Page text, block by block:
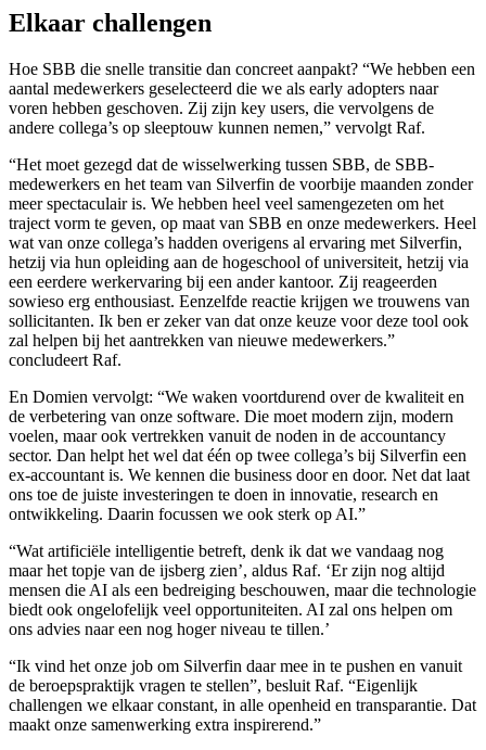
Elkaar challengen
Hoe SBB die snelle transitie dan concreet aanpakt? “We hebben een
aantal medewerkers geselecteerd die we als early adopters naar
voren hebben geschoven. Zij zijn key users, die vervolgens de
andere collega’s op sleeptouw kunnen nemen,” vervolgt Raf.
“Het moet gezegd dat de wisselwerking tussen SBB, de SBB-
medewerkers en het team van Silverfin de voorbije maanden zonder
meer spectaculair is. We hebben heel veel samengezeten om het
traject vorm te geven, op maat van SBB en onze medewerkers. Heel
wat van onze collega’s hadden overigens al ervaring met Silverfin,
hetzij via hun opleiding aan de hogeschool of universiteit, hetzij via
een eerdere werkervaring bij een ander kantoor. Zij reageerden
sowieso erg enthousiast. Eenzelfde reactie krijgen we trouwens van
sollicitanten. Ik ben er zeker van dat onze keuze voor deze tool ook
zal helpen bij het aantrekken van nieuwe medewerkers.”
concludeert Raf.
En Domien vervolgt: “We waken voortdurend over de kwaliteit en
de verbetering van onze software. Die moet modern zijn, modern
voelen, maar ook vertrekken vanuit de noden in de accountancy
sector. Dan helpt het wel dat één op twee collega’s bij Silverfin een
ex-accountant is. We kennen die business door en door. Net dat laat
ons toe de juiste investeringen te doen in innovatie, research en
ontwikkeling. Daarin focussen we ook sterk op AI.”
“Wat artificiële intelligentie betreft, denk ik dat we vandaag nog
maar het topje van de ijsberg zien’, aldus Raf. ‘Er zijn nog altijd
mensen die AI als een bedreiging beschouwen, maar die technologie
biedt ook ongelofelijk veel opportuniteiten. AI zal ons helpen om
ons advies naar een nog hoger niveau te tillen.’
“Ik vind het onze job om Silverfin daar mee in te pushen en vanuit
de beroepspraktijk vragen te stellen”, besluit Raf. “Eigenlijk
challengen we elkaar constant, in alle openheid en transparantie. Dat
maakt onze samenwerking extra inspirerend.”